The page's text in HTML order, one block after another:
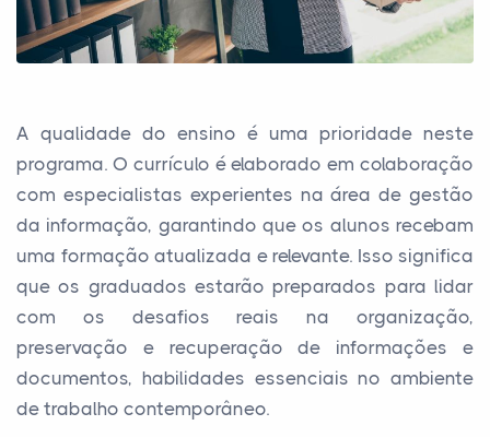
A qualidade do ensino é uma prioridade neste
programa. O currículo é elaborado em colaboração
com especialistas experientes na área de gestão
da informação, garantindo que os alunos recebam
uma formação atualizada e relevante. Isso significa
que os graduados estarão preparados para lidar
com os desafios reais na organização,
preservação e recuperação de informações e
documentos, habilidades essenciais no ambiente
de trabalho contemporâneo.